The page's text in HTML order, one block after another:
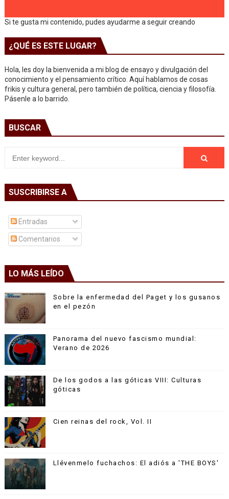
Si te gusta mi contenido, pudes ayudarme a seguir creando
¿QUÉ ES ESTE LUGAR?
Hola, les doy la bienvenida a mi blog de ensayo y divulgación del
conocimiento y el pensamiento crítico. Aquí hablamos de cosas
frikis y cultura general, pero también de política, ciencia y filosofía.
Pásenle a lo barrido.
BUSCAR
SUSCRIBIRSE A
Entradas
Comentarios
LO MÁS LEÍDO
Sobre la enfermedad del Paget y los gusanos
en el pezón
Panorama del nuevo fascismo mundial:
Verano de 2026
De los godos a las góticas VIII: Culturas
góticas
Cien reinas del rock, Vol. II
Llévenmelo fuchachos: El adiós a 'THE BOYS'